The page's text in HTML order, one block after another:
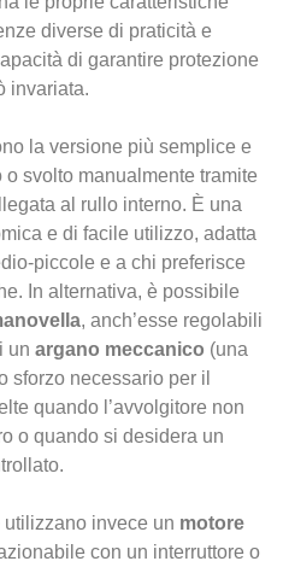
diverse di praticità e
di garantire protezione
invariata.
la versione più semplice e
svolto manualmente tramite
al rullo interno. È una
e di facile utilizzo, adatta
piccole e a chi preferisce
In alternativa, è possibile
, anch’esse regolabili
un argano meccanico (una
sforzo necessario per il
quando l’avvolgitore non
o quando si desidera un
utilizzano invece un motore
con un interruttore o